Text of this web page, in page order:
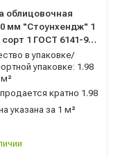
облицовочная
мм "Стоунхендж" 1
1 ГОСТ 6141-91
(Беларусь)
в упаковке/
упаковке: 1.98
кратно 1.98
указана за 1 м²